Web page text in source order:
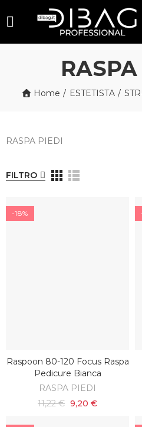
Home ESTETISTA
RASPA PIEDI
FILTRO
-18%
AGGIUNGI AL CARRELLO
Raspoon 80-120 Focus Raspa
Pedicure Bianca
RASPA PIEDI
11,22 € 9,20 €